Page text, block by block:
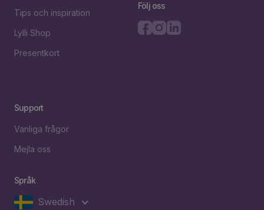
Tips och inspiration
Lylli Shop
Presentkort
Följ oss
Support
Vanliga frågor
Mejla oss
Språk
Swedish